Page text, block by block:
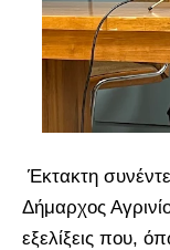
Έκτακτη
Δήμαρχος
εξελίξεις που,